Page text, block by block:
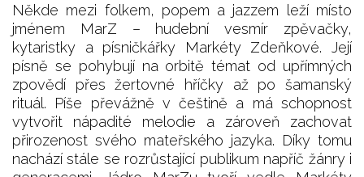
Někde mezi folkem, popem a jazzem leží místo
jménem MarZ – hudební vesmír zpěvačky,
kytaristky a písničkářky Markéty Zdeňkové. Její
písně se pohybují na orbitě témat od upřímných
zpovědí přes žertovné hříčky až po šamanský
rituál. Píše převážně v češtině a má schopnost
vytvořit nápadité melodie a zároveň zachovat
přirozenost svého mateřského jazyka. Díky tomu
nachází stále se rozrůstající publikum napříč žánry i